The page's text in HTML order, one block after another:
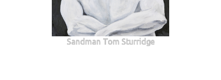
Sandman Tom Sturridge